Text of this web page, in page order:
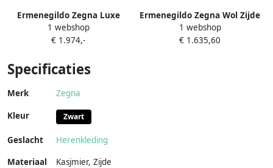
Ermenegildo Zegna Luxe
Cashmere Rollneck Coltrui
Beige Heren
1 webshop
€ 1.974,-
Ermenegildo Zegna Wol Zijde
Coltrui Beige Heren
1 webshop
€ 1.635,60
Specificaties
Merk Zegna
Kleur Zwart
Geslacht
Herenkleding
Materiaal
Kasjmier, Zijde